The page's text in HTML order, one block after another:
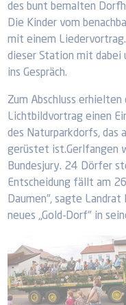
des bunt bemalten
Die Kinder vom
mit einem
dieser Station mit dabei
ins Gespräch.
Zum Abschluss
Lichtbildvortrag einen
des Naturparkdorfs, das
gerüstet ist.Gerlfangen
Bundesjury. 24 Dörfer
Entscheidung fällt am
Daumen", sagte
neues „Gold-Dorf" in